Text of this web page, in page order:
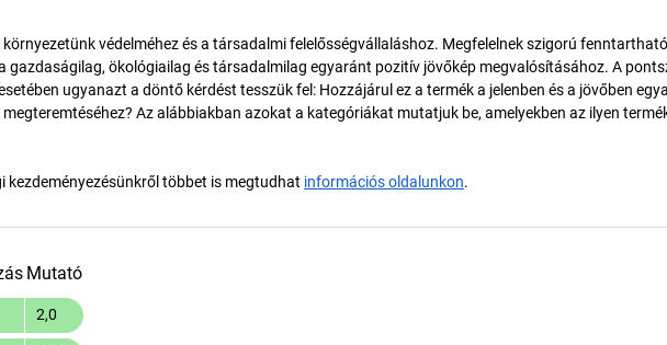
védelméhez és a társadalmi felelősségvállaláshoz. Megfelelnek szigorú
gazdaságilag, ökológiailag és társadalmilag egyaránt pozitív jövőkép megvalósításához. A
ugyanazt a döntő kérdést tesszük fel: Hozzájárul ez a termék a jelenben és a jövőben
Az alábbiakban azokat a kategóriákat mutatjuk be, amelyekben az ilyen
többet is megtudhat információs oldalunkon.
Mutató
2,0